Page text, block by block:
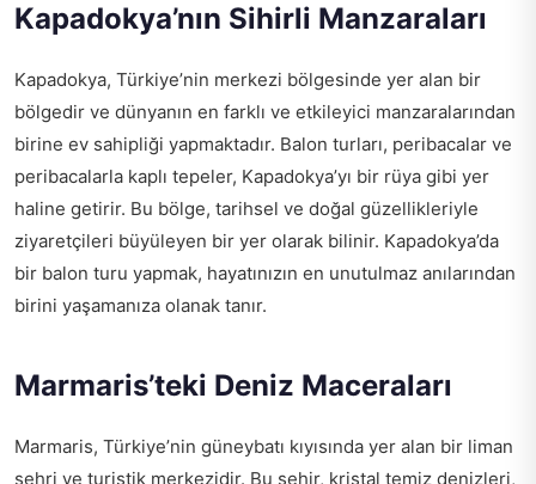
Kapadokya’nın Sihirli Manzaraları
Kapadokya, Türkiye’nin merkezi bölgesinde yer alan bir
bölgedir ve dünyanın en farklı ve etkileyici manzaralarından
birine ev sahipliği yapmaktadır. Balon turları, peribacalar ve
peribacalarla kaplı tepeler, Kapadokya’yı bir rüya gibi yer
haline getirir. Bu bölge, tarihsel ve doğal güzellikleriyle
ziyaretçileri büyüleyen bir yer olarak bilinir. Kapadokya’da
bir balon turu yapmak, hayatınızın en unutulmaz anılarından
birini yaşamanıza olanak tanır.
Marmaris’teki Deniz Maceraları
Marmaris, Türkiye’nin güneybatı kıyısında yer alan bir liman
şehri ve turistik merkezidir. Bu şehir, kristal temiz denizleri,